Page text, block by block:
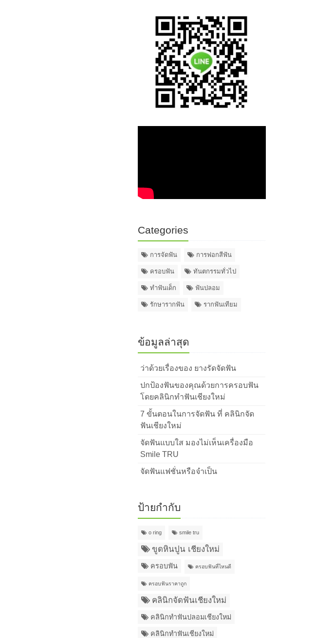
Categories
การจัดฟัน การฟอกสีฟัน
ครอบฟัน ทันตกรรมทั่วไป
ทำฟันเด็ก ฟันปลอม
รักษารากฟัน รากฟันเทียม
ข้อมูลล่าสุด
ว่าด้วยเรื่องของ ยางรัดจัดฟัน
ปกป้องฟันของคุณด้วยการครอบฟัน
โดยคลินิกทำฟันเชียงใหม่
7 ขั้นตอนในการจัดฟัน ที่ คลินิกจัด
ฟันเชียงใหม่
จัดฟันแบบใส มองไม่เห็นเครื่องมือ
Smile TRU
จัดฟันแฟชั่นหรือจำเป็น
ป้ายกำกับ
o ring smile tru
ขูดหินปูน เชียงใหม่
ครอบฟัน ครอบฟันที่ไหนดี
ครอบฟันราคาถูก
คลินิกจัดฟันเชียงใหม่
คลินิกทำฟันปลอมเชียงใหม่
คลินิกทำฟันเชียงใหม่